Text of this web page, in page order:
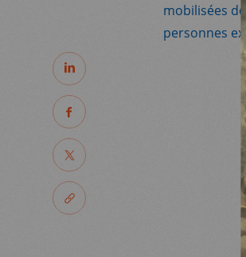
SUR LE
NOUS
NOUS
mobilisées
personnes
PARTAGER
PARTAGER
PARTAGER
PARTAGER LE LIEN